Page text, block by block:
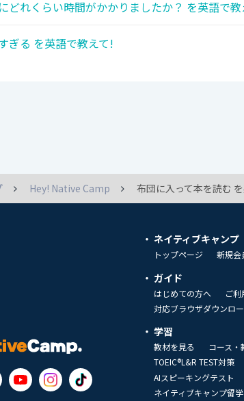
どれくらい時間がかかりましたか？ を英語で
ぎる を英語で教えて!
Hey! Native Camp 布団に入って本を読む
ネイティブキャンプ
トップページ 新規会
ガイド
はじめての方へ ご
対応ブラウザダウンロ
学習
教材を見る コース・
TOEIC®L&R TEST対策
AIスピーキングテスト
ネイティブキャンプ留学